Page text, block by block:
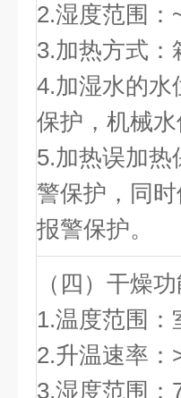
2.湿度范围：
3.加热方式：
4.加湿水的水
保护，机械
5.加热误加热
警保护，同
报警保护。
（四）干燥功
1.温度范围：
2.升温速率：
3.湿度范围